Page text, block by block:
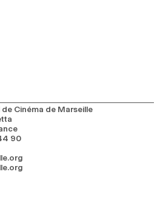
Cinéma de Marseille
90